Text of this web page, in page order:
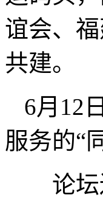
谊会、
共建。
6月12
服务的“
论坛还